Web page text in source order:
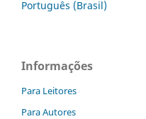
Português (Brasil)
Informações
Para Leitores
Para Autores